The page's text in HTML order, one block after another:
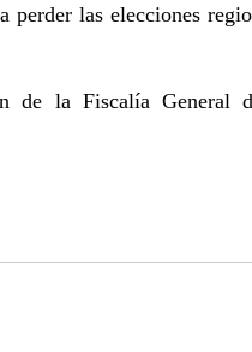
las elecciones
de la Fiscalía General